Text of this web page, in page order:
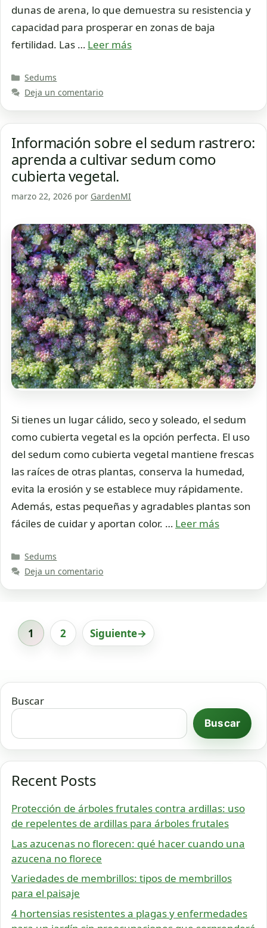
dunas de arena, lo que demuestra su resistencia y
capacidad para prosperar en zonas de baja
fertilidad. Las … Leer más
Categorías
Sedums
Deja un comentario
Información sobre el sedum rastrero:
aprenda a cultivar sedum como
cubierta vegetal.
marzo 22, 2026 por GardenMI
Si tienes un lugar cálido, seco y soleado, el sedum
como cubierta vegetal es la opción perfecta. El uso
del sedum como cubierta vegetal mantiene frescas
las raíces de otras plantas, conserva la humedad,
evita la erosión y se establece muy rápidamente.
Además, estas pequeñas y agradables plantas son
fáciles de cuidar y aportan color. … Leer más
Categorías
Sedums
Deja un comentario
Página
1 Página
2 Siguiente→
Buscar
Buscar
Recent Posts
Protección de árboles frutales contra ardillas: uso
de repelentes de ardillas para árboles frutales
Las azucenas no florecen: qué hacer cuando una
azucena no florece
Variedades de membrillos: tipos de membrillos
para el paisaje
4 hortensias resistentes a plagas y enfermedades